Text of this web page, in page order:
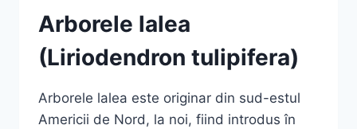
Arborele lalea
(Liriodendron tulipifera)
Arborele lalea este originar din sud-estul
Americii de Nord, la noi, fiind introdus în